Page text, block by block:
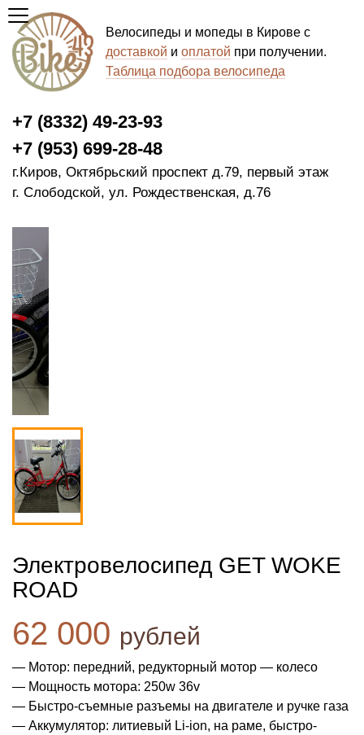
Велосипеды и мопеды в Кирове с
доставкой и оплатой при получении.
Таблица подбора велосипеда
+7 (8332) 49-23-93
+7 (953) 699-28-48
г.Киров, Октябрьский проспект д.79, первый этаж
г. Слободской, ул. Рождественская, д.76
Электровелосипед GET WOKE
ROAD
62 000 рублей
— Мотор: передний, редукторный мотор — колесо
— Мощность мотора: 250w 36v
— Быстро-съемные разъемы на двигателе и ручке газа
— Аккумулятор: литиевый Li-ion, на раме, быстро-